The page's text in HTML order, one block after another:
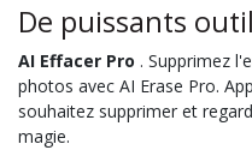
De puissants
AI Effacer Pro . Supprimez
photos avec AI Erase Pro.
souhaitez supprimer et
magie.